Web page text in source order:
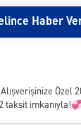
Haber
Özel
taksit